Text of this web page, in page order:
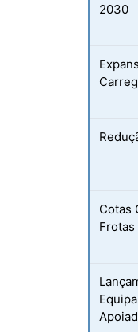
2030
Cotas
Frotas